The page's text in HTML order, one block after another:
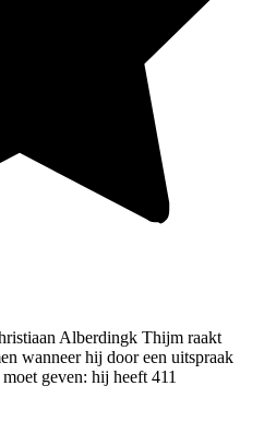
Alberdingk Thijm raakt
wanneer hij door een uitspraak
geven: hij heeft 411